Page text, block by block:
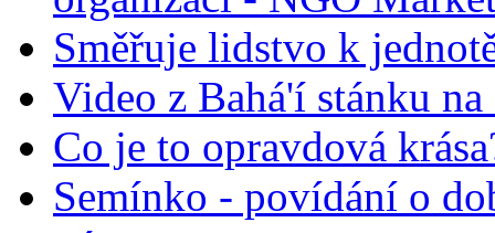
Směřuje lidstvo k
Video z Bahá'í stánku
Co je to opravdová
Semínko - povídání o